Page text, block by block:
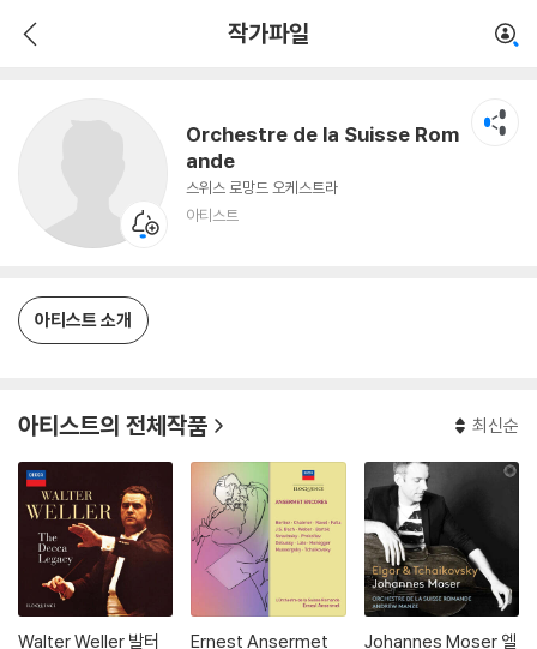
작가파일
Orchestre de la Suisse Rom
ande
스위스 로망드 오케스트라
아티스트
아티스트 소개
아티스트의 전체작품 최신순
Walter Weller 발터
Ernest Ansermet
Johannes Moser 엘